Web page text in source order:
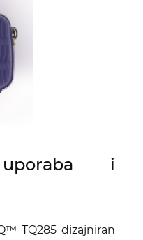
uporaba i
TQ285 dizajniran